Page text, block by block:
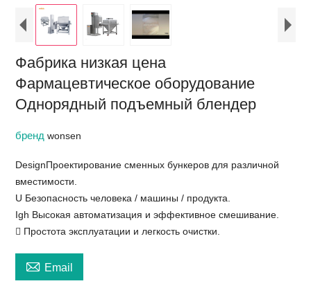
Фабрика низкая цена
Фармацевтическое оборудование
Однорядный подъемный блендер
брендwonsen
DesignПроектирование сменных бункеров для различной
вместимости.
U Безопасность человека / машины / продукта.
Igh Высокая автоматизация и эффективное смешивание.
 Простота эксплуатации и легкость очистки.
 Email